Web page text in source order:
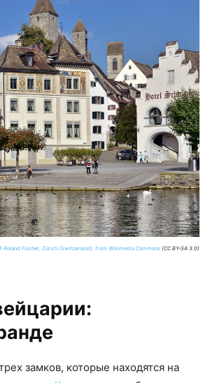
Roland Fischer, Zürich (Switzerland), from Wikimedia Commons (CC BY-SA 3.0)
замков, которые находятся на